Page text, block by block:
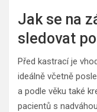
Jak se na
sledovat
Před kastrací je
ideálně včetně
a podle věku také
pacientů s